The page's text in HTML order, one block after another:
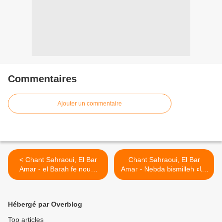
Commentaires
Ajouter un commentaire
< Chant Sahraoui, El Bar
Amar - el Barah fe noum
غناء صحراوي ـ البار عمر ـ
Chant Sahraoui, El Bar
Amar - Nebda bismilleh غناء
صحراوي ـ البار عمر ـ نبدا باسم
Hébergé par Overblog
Top articles